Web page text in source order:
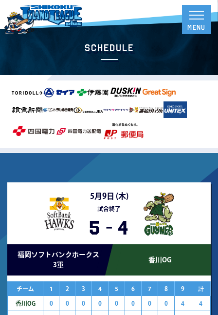
Schedule
5月9日 (木)
試合終了
5 - 4
福岡ソフトバンクホークス
3軍
香川OG
チーム 1 2 3 4 5 6 7 8 9 計
香川OG 0 0 0 0 0 0 0 0 4 4